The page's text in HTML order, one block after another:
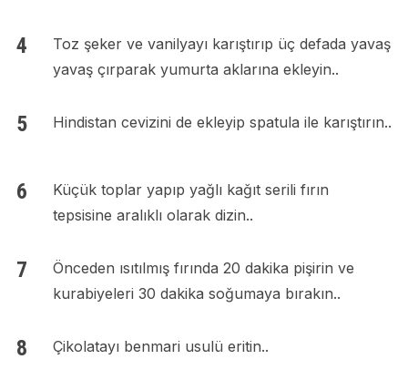
Toz şeker ve vanilyayı karıştırıp üç defada yavaş
yavaş çırparak yumurta aklarına ekleyin..
Hindistan cevizini de ekleyip spatula ile karıştırın..
Küçük toplar yapıp yağlı kağıt serili fırın
tepsisine aralıklı olarak dizin..
Önceden ısıtılmış fırında 20 dakika pişirin ve
kurabiyeleri 30 dakika soğumaya bırakın..
Çikolatayı benmari usulü eritin..